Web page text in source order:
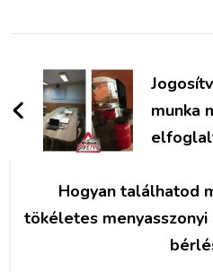
navigációja
munka
Hogyan találhatod
tökéletes menyasszonyi